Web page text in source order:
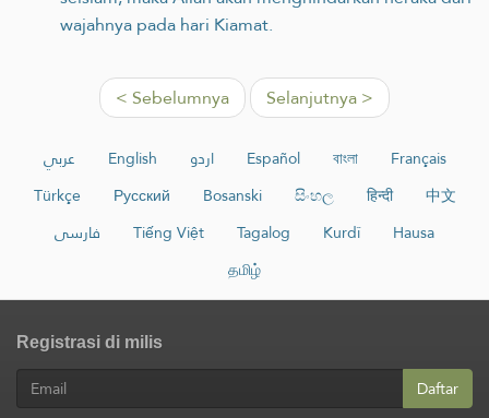
wajahnya pada hari Kiamat.
< Sebelumnya Selanjutnya >
عربي English اردو Español বাংলা
Français
Türkçe
Русский Bosanski සිංහල हिन्दी
中文
فارسی
Tiếng Việt Tagalog Kurdî
Hausa
தமிழ்
Registrasi di milis
Daftar